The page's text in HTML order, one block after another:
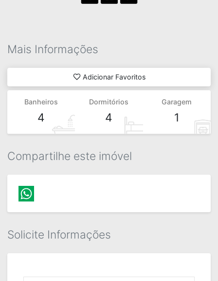
Mais Informações
Adicionar Favoritos
Banheiros
4
Dormitórios
4
Garagem
1
Compartilhe este imóvel
Solicite Informações